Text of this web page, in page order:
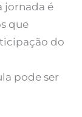
jornada é
que
do
pode ser